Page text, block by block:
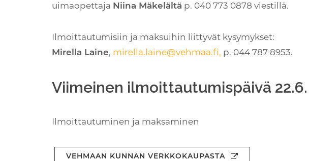
uimaopettaja Niina Mäkelältä p. 040 773 0878 viestillä.
Ilmoittautumisiin ja maksuihin liittyvät kysymykset:
Mirella Laine, mirella.laine@vehmaa.fi, p. 044 787 8953.
Viimeinen ilmoittautumispäivä 22.6.
Ilmoittautuminen ja maksaminen
VEHMAAN KUNNAN VERKKOKAUPASTA